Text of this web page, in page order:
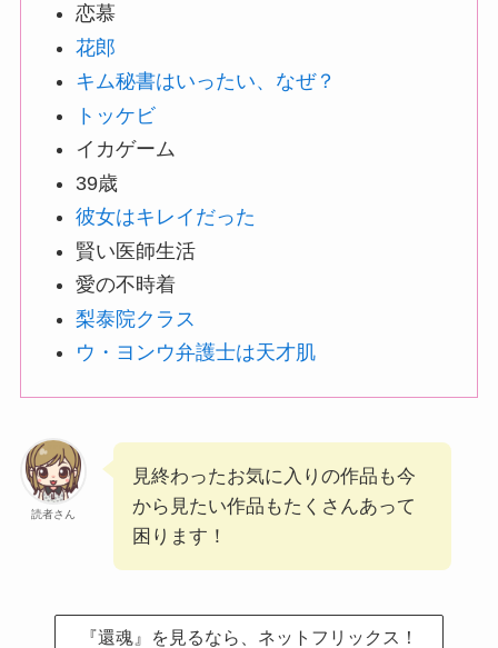
恋慕
花郎
キム秘書はいったい、なぜ？
トッケビ
イカゲーム
39歳
彼女はキレイだった
賢い医師生活
愛の不時着
梨泰院クラス
ウ・ヨンウ弁護士は天才肌
読者さん
見終わったお気に入りの作品も今
から見たい作品もたくさんあって
困ります！
『還魂』を見るなら、ネットフリックス！